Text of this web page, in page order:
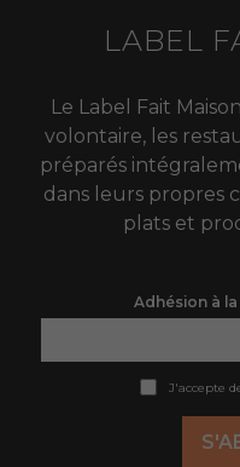
LABEL
Le Label Fait
volontaire, les
préparés
dans leurs propres
plats et
Adhésion à
J'accepte